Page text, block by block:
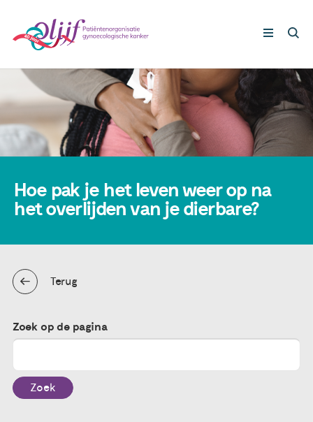
Nieuws
Publicaties
Ervaringsdeskundigheid
Gynaecologische kankers
Lotgenoten
Steun ons
Hoe pak je het leven weer op na
het overlijden van je dierbare?
Terug
Zoek op de pagina
Zoek